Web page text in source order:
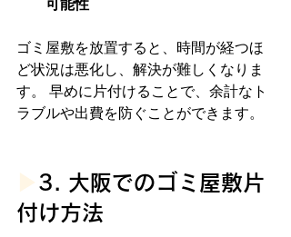
可能性
ゴミ屋敷を放置すると、時間が経つほ
ど状況は悪化し、解決が難しくなりま
す。 早めに片付けることで、余計なト
ラブルや出費を防ぐことができます。
▶︎ 3. 大阪でのゴミ屋敷片
付け方法